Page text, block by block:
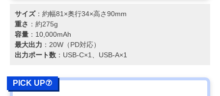
サイズ：約幅81×奥行34×高さ90mm
重さ ：約275g
容量 ：10,000mAh
最大出力 ：20W（PD対応）
出力ポート数 ：USB-C×1、USB-A×1
PICK UP⑦